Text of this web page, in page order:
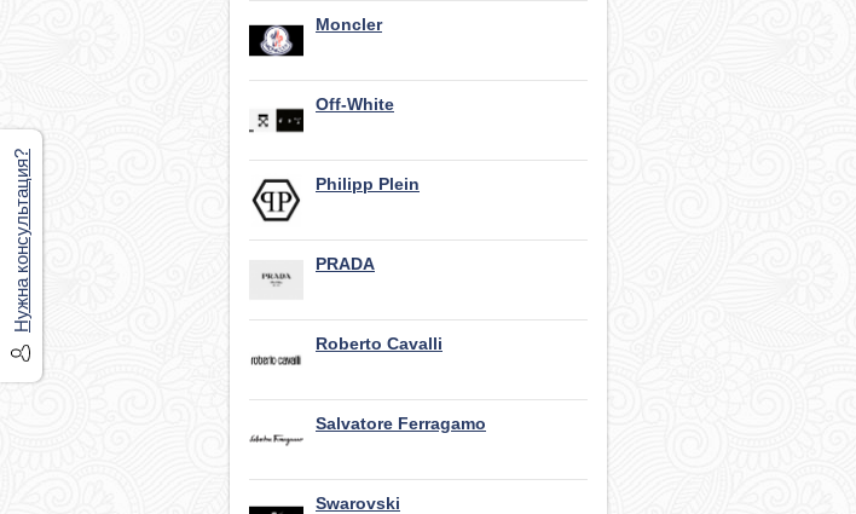
Moncler
Off-White
Philipp Plein
PRADA
Roberto Cavalli
Salvatore Ferragamo
Swarovski
Нужна консультация?